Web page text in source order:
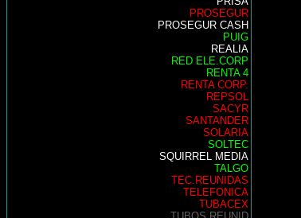
PROSEGUR
PROSEGUR CASH
PUIG
REALIA
RED ELE.CORP
RENTA 4
RENTA CORP.
REPSOL
SACYR
SANTANDER
SOLARIA
SOLTEC
SQUIRREL MEDIA
TALGO
TEC.REUNIDAS
TELEFONICA
TUBACEX